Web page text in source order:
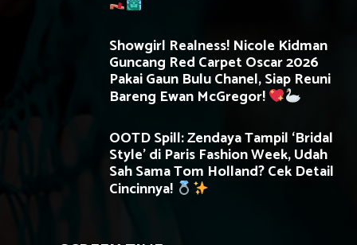
Showgirl Realness! Nicole Kidman
Guncang Red Carpet Oscar 2026
Pakai Gaun Bulu Chanel, Siap Reuni
Bareng Ewan McGregor!
OOTD Spill: Zendaya Tampil ‘Bridal
Style’ di Paris Fashion Week, Udah
Sah Sama Tom Holland? Cek Detail
Cincinnya!